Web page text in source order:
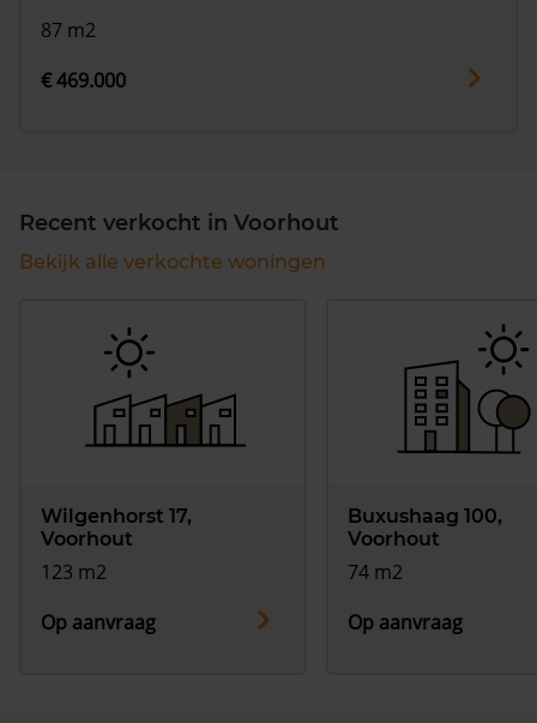
87 m2
€ 469.000
Recent verkocht in Voorhout
Bekijk alle verkochte woningen
Wilgenhorst 17,
Voorhout
123 m2
Op aanvraag
Buxushaag 100,
Voorhout
74 m2
Op aanvraag